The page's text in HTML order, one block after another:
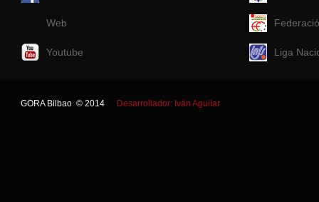
Web
Youtube Liga
GORA Bilbao © 2014 Desarrollador: Iván Aguilar